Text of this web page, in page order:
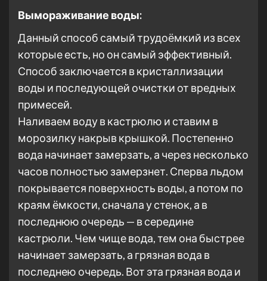
Вымораживание воды:
Данный способ самый трудоёмкий из всех
которые есть, но он самый эффективный.
Способ заключается в кристаллизации
воды и последующей очистки от вредных
примесей.
Наливаем воду в кастрюлю и ставим в
морозилку накрыв крышкой. Постепенно
вода начинает замерзать, а через несколько
часов полностью замерзнет. Сперва льдом
покрывается поверхность воды, а потом по
краям ёмкости, сначала у стенок, а в
последнюю очередь — в середине
кастрюли. Чем чище вода, тем она быстрее
начинает замерзать, а грязная вода в
последнею очередь. Вот эта грязная вода и